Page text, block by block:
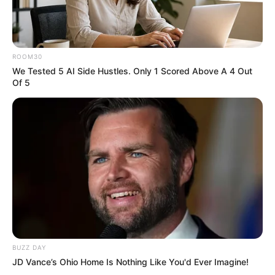
my name Rajesh Kushwah.alls24.com
24x7 डिजिटल दोस्त! ताज़ा खबरें, मनोरंजन, विचार और ज्ञान का
खजाना।
All-in-One Feed alls24.com
धोखा पर matlabi rishte dhoka shayari
in hindi
By admin
ROOM30
We Tested 5 AI Side Hustles. Only 1 Scored Above A 4 Out
Of 5
BUZZ DAY
JD Vance’s Ohio Home Is Nothing Like You'd Ever Imagine!